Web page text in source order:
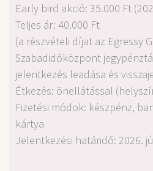
Early bird akció: 35.000 Ft
Teljes ár: 40.000 Ft
(a részvételi díjat az Egressy
Szabadidőközpont
jelentkezés leadása és
Étkezés: önellátással
Fizetési módok: készpénz,
kártya
Jelentkezési határidő: 2026.